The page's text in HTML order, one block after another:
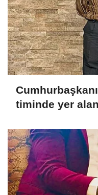
timinde yer